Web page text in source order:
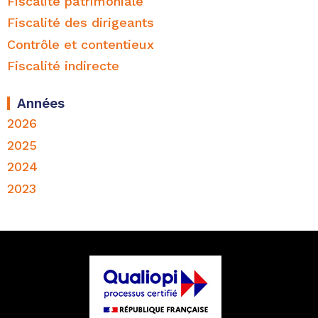
Paris a rejeté son appel contre le
demande tendant à la décharge des
revenu auxquelles il a été assujetti à ce
titre.
2. Il ressort également des pièces du
dossier soumis aux juges du fond que M.
de placements. M. B… se pourvoit en
cassation contre l’arrêt du 14 janvier 2022
Fiscalité des dirigeants
Contrôle et contentieux
Fiscalité indirecte
Années
2026
2025
2024
2023